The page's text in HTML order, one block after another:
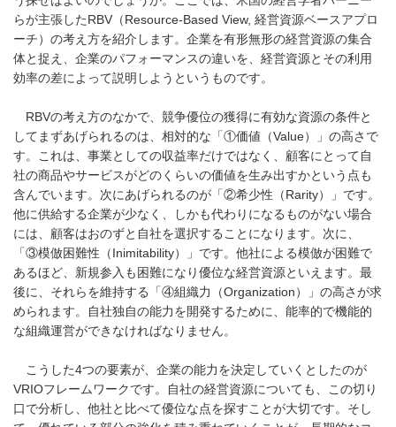
らが主張したRBV（Resource-Based View, 経営資源ベースアプロ
ーチ）の考え方を紹介します。企業を有形無形の経営資源の集合
体と捉え、企業のパフォーマンスの違いを、経営資源とその利用
効率の差によって説明しようというものです。
RBVの考え方のなかで、競争優位の獲得に有効な資源の条件と
してまずあげられるのは、相対的な「①価値（Value）」の高さで
す。これは、事業としての収益率だけではなく、顧客にとって自
社の商品やサービスがどのくらいの価値を生み出すかという点も
含んでいます。次にあげられるのが「②希少性（Rarity）」です。
他に供給する企業が少なく、しかも代わりになるものがない場合
には、顧客はおのずと自社を選択することになります。次に、
「③模倣困難性（Inimitability）」です。他社による模倣が困難で
あるほど、新規参入も困難になり優位な経営資源といえます。最
後に、それらを維持する「④組織力（Organization）」の高さが求
められます。自社独自の能力を開発するために、能率的で機能的
な組織運営ができなければなりません。
こうした4つの要素が、企業の能力を決定していくとしたのが
VRIOフレームワークです。自社の経営資源についても、この切り
口で分析し、他社と比べて優位な点を探すことが大切です。そし